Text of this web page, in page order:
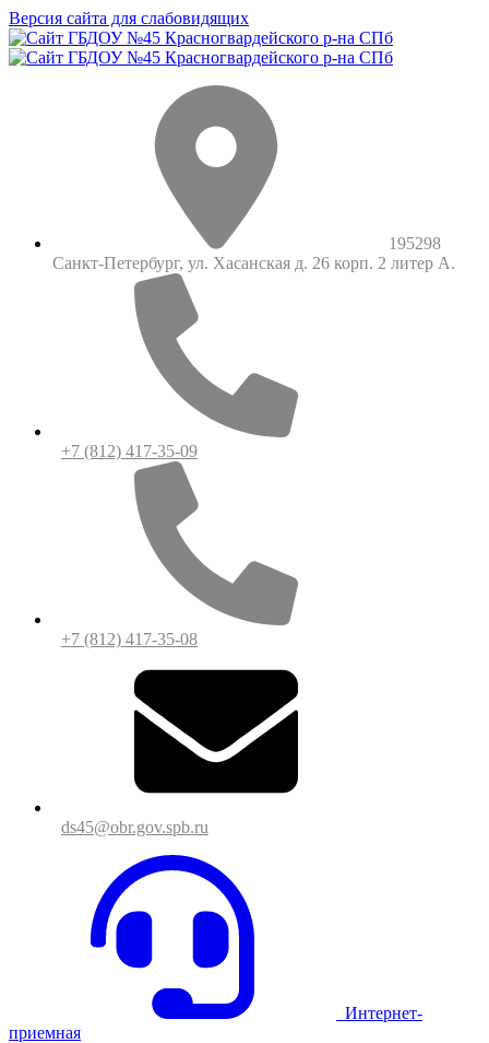
Версия сайта для слабовидящих
195298
Санкт-Петербург, ул. Хасанская д. 26 корп. 2 литер А.
+7 (812) 417-35-09
+7 (812) 417-35-08
ds45@obr.gov.spb.ru
Интернет-
приемная